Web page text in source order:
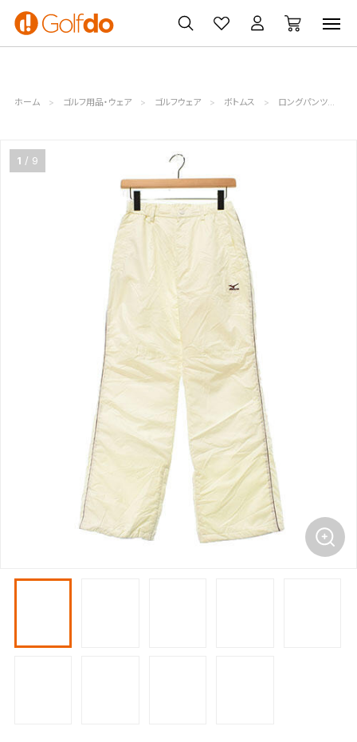
ゴルフ
クラブ
ゴルフ用品
買取
無料査定
クーポン
一覧
ホーム ゴルフ用品・ウェア ゴルフウェア ボトムス ロングパンツ
1 9